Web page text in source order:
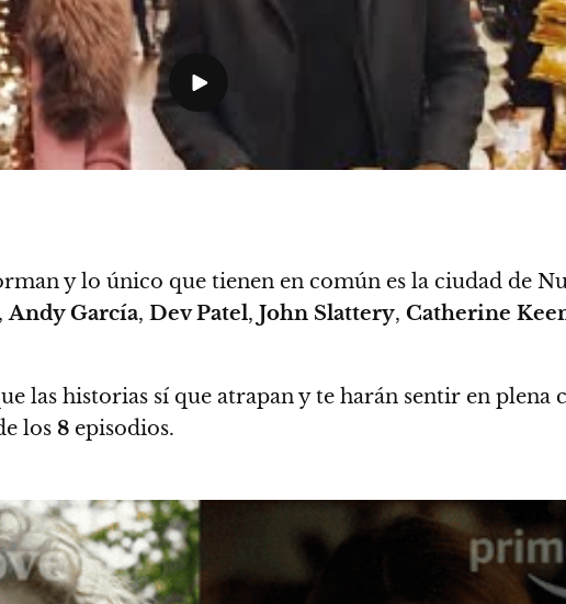
y lo único que tienen en común es la ciudad de
,Andy García, Dev Patel, John Slattery, Catherine
las historias sí que atrapan y te harán sentir en plena
los 8 episodios.